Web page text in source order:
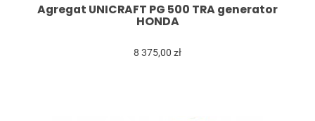
Agregat UNICRAFT PG 500 TRA generator
HONDA
8 375,00 zł